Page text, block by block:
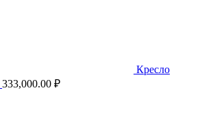
Кресло
333,000.00 ₽